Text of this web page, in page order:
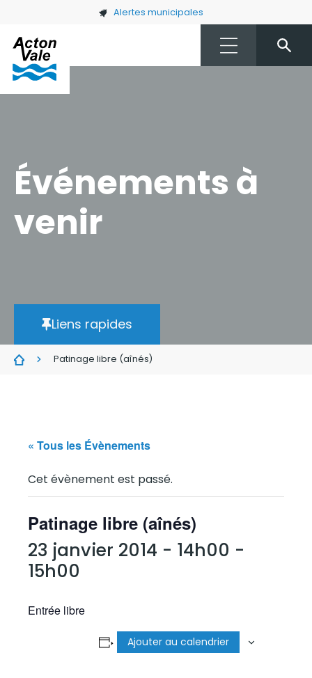
Skip to main content Alertes municipales
Événements à
venir
Liens rapides
Patinage libre (aînés)
« Tous les Évènements
Cet évènement est passé.
Patinage libre (aînés)
23 janvier 2014 - 14h00 -
15h00
Entrée libre
Ajouter au calendrier